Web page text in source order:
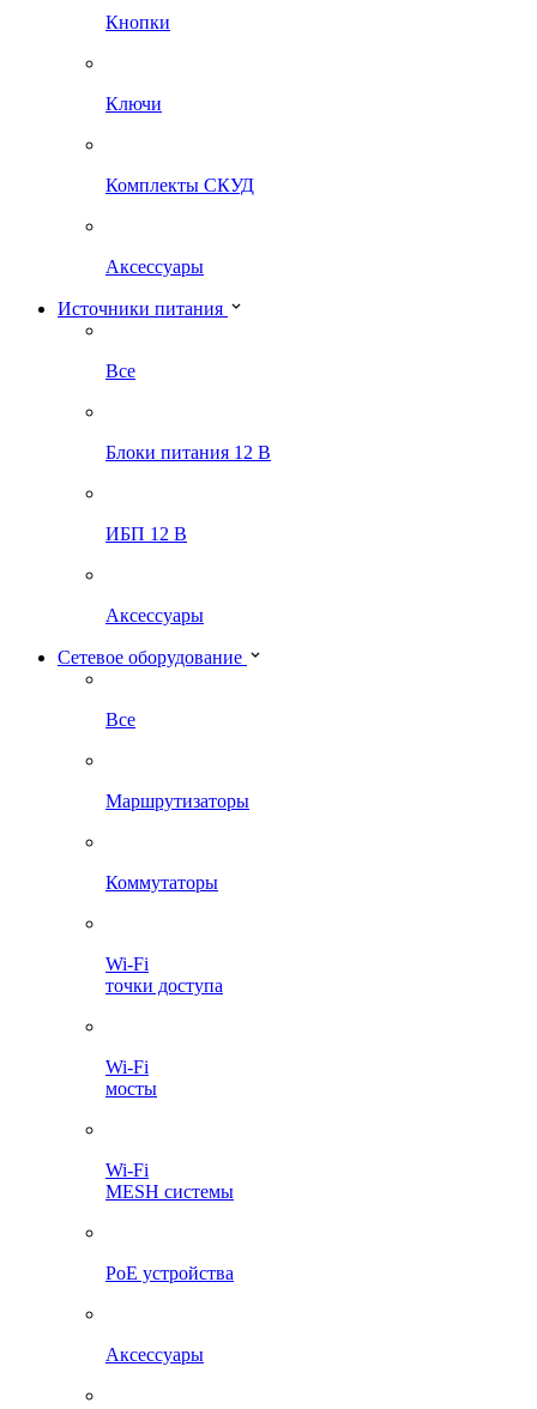
Кнопки
Ключи
Комплекты СКУД
Аксессуары
Источники питания
Все
Блоки питания 12 В
ИБП 12 В
Аксессуары
Сетевое оборудование
Все
Маршрутизаторы
Коммутаторы
Wi-Fi
точки доступа
Wi-Fi
мосты
Wi-Fi
MESH системы
PoE устройства
Аксессуары